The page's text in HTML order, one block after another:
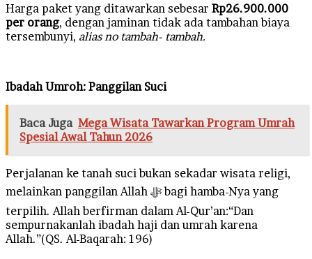
Harga paket yang ditawarkan sebesar Rp26.900.000
per orang, dengan jaminan tidak ada tambahan biaya
tersembunyi, alias no tambah- tambah.
Ibadah Umroh: Panggilan Suci
Baca Juga Mega Wisata Tawarkan Program Umrah
Spesial Awal Tahun 2026
Perjalanan ke tanah suci bukan sekadar wisata religi,
melainkan panggilan Allah ﷻ bagi hamba-Nya yang
terpilih. Allah berfirman dalam Al-Qur’an:“Dan
sempurnakanlah ibadah haji dan umrah karena
Allah.”(QS. Al-Baqarah: 196)